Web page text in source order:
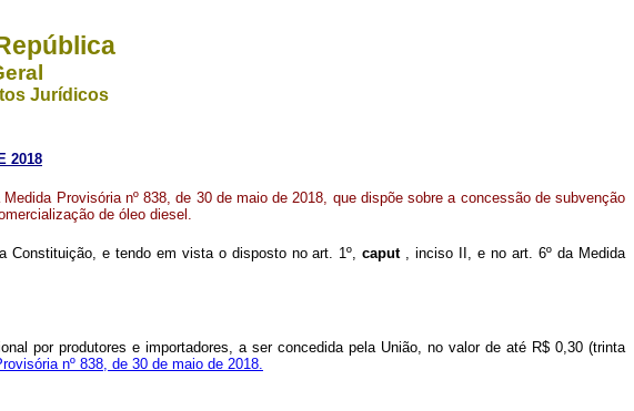
Jurídicos
2018
Medida Provisória nº 838, de 30 de maio de 2018, que dispõe sobre a concessão de subvenção
de óleo diesel.
Constituição, e tendo em vista o disposto no art. 1º,caput , inciso II, e no art. 6º da Medida
por produtores e importadores, a ser concedida pela União, no valor de até R$ 0,30 (trinta
nº 838, de 30 de maio de 2018.